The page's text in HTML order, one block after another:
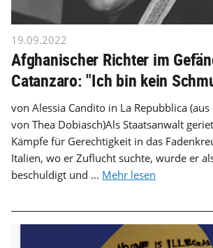
19.09.2022
Afghanischer Richter im
Catanzaro: "Ich bin kein
von Alessia Candito in La Repubblica
von Thea Dobiasch)Als Staatsanwalt
Kämpfe für Gerechtigkeit in das
Italien, wo er Zuflucht suchte, wurde er
beschuldigt und ... Mehr lesen